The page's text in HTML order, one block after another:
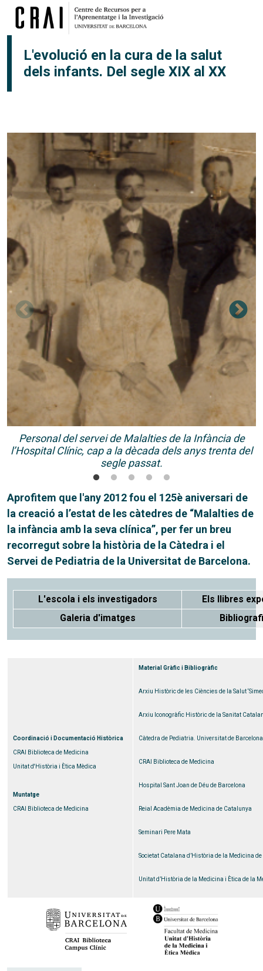
Vés al contingut
L'evolució en la cura de la salut
dels infants. Del segle XIX al XX
Personal del servei de Malalties de la Infància de
l’Hospital Clínic, cap a la dècada dels anys trenta del
segle passat.
Aprofitem que l'any 2012 fou el 125è aniversari de
la creació a l’estat de les càtedres de “Malalties de
la infància amb la seva clínica”, per fer un breu
recorregut sobre la història de la Càtedra i el
Servei de Pediatria de la Universitat de Barcelona.
L'escola i els investigadors
Els llibres
Galeria d'imatges
Coordinació i Documentació Històrica
CRAI Biblioteca de Medicina
Unitat d'Història i Ètica Mèdica
Muntatge
CRAI Biblioteca de Medicina
Material Gràfic i Bibliogràfic
Arxiu Històric de les Ciències de la Salut
Arxiu Iconogràfic Històric de la Sanitat
Càtedra de Pediatria. Universitat de Barcelona
CRAI Biblioteca de Medicina
Hospital Sant Joan de Déu de Barcelona
Reial Acadèmia de Medicina de Catalunya
Seminari Pere Mata
Societat Catalana d’Història de la Medicina de
Unitat d’Història de la Medicina i Ètica de la